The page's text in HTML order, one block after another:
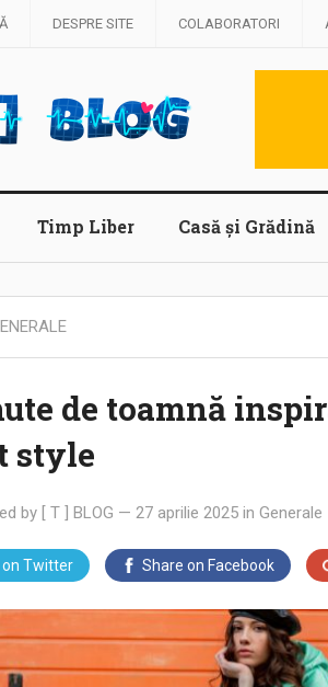
DESPRE SITE COLABORATORI
Timp Liber Casă și Grădină
de toamnă
style
by [ T ] BLOG — 27 aprilie 2025 in Generale
Twitter Share on Facebook